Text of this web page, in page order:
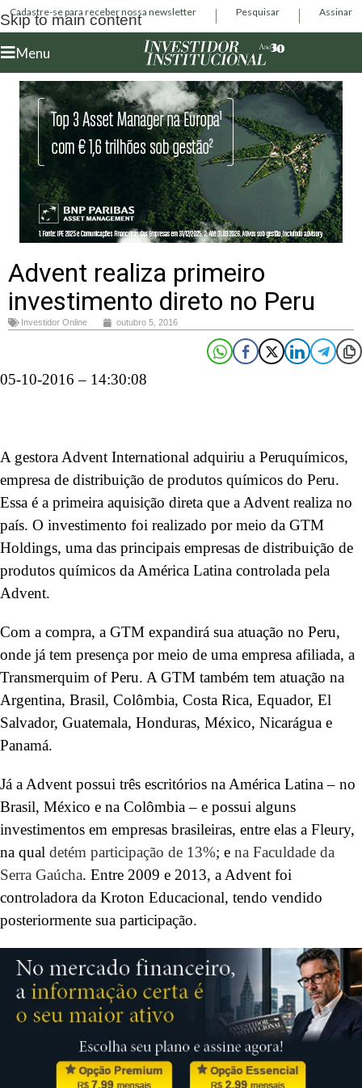
Skip to main content
Cadastre-se para receber nossa newsletter Pesquisar Assinar
Menu
Advent realiza primeiro
investimento direto no Peru
Investidor Online outubro 5, 2016
05-10-2016 – 14:30:08
A gestora Advent International adquiriu a Peruquímicos,
empresa de distribuição de produtos químicos do Peru.
Essa é a primeira aquisição direta que a Advent realiza no
país. O investimento foi realizado por meio da GTM
Holdings, uma das principais empresas de distribuição de
produtos químicos da América Latina controlada pela
Advent.
Com a compra, a GTM expandirá sua atuação no Peru,
onde já tem presença por meio de uma empresa afiliada, a
Transmerquim of Peru. A GTM também tem atuação na
Argentina, Brasil, Colômbia, Costa Rica, Equador, El
Salvador, Guatemala, Honduras, México, Nicarágua e
Panamá.
Já a Advent possui três escritórios na América Latina – no
Brasil, México e na Colômbia – e possui alguns
investimentos em empresas brasileiras, entre elas a Fleury,
na qual detém participação de 13%; e na Faculdade da
Serra Gaúcha. Entre 2009 e 2013, a Advent foi
controladora da Kroton Educacional, tendo vendido
posteriormente sua participação.